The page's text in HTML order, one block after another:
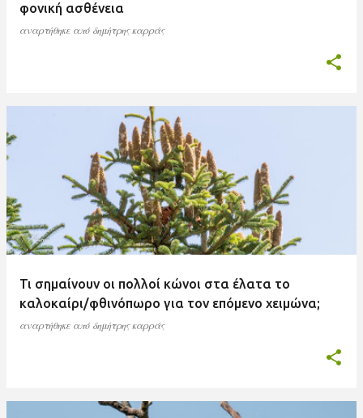
φονική ασθένεια
αναρτήθηκε από δημήτρης καρράς
Τι σημαίνουν οι πολλοί κώνοι στα έλατα το
καλοκαίρι/φθινόπωρο για τον επόμενο χειμώνα;
αναρτήθηκε από δημήτρης καρράς